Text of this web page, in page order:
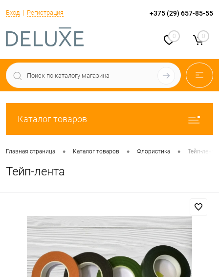
Вход Регистрация +375 (29) 657-85-55
0 0
Каталог товаров
Главная страница • Каталог товаров • Флористика • Тейп-лента
Тейп-лента